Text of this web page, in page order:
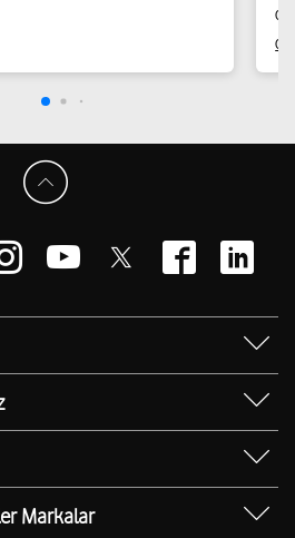
Takibi
Markalar